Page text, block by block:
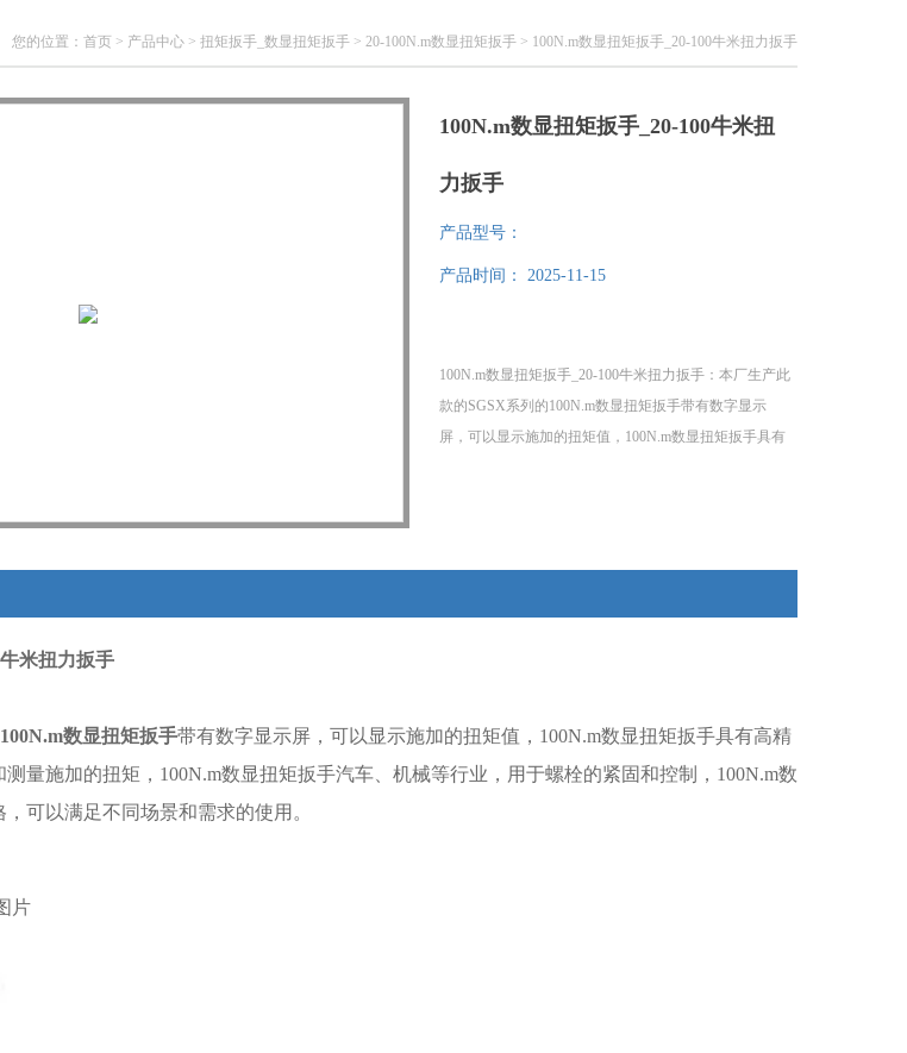
您的位置： 首页 > 产品中心 > 扭矩扳手_数显扭矩扳手 > 20-100N.m数显扭矩扳手 > 100N.m数显扭矩扳手_20-100牛米扭力扳手
100N.m数显扭矩扳手_20-100牛米扭
力扳手
产品型号：
产品时间： 2025-11-15
100N.m数显扭矩扳手_20-100牛米扭力扳手：本厂生产此
款的SGSX系列的100N.m数显扭矩扳手带有数字显示
屏，可以显示施加的扭矩值，100N.m数显扭矩扳手具有
米扭力扳手
100N.m数显扭矩扳手带有数字显示屏，可以显示施加的扭矩值，100N.m数显扭矩扳手具有高精
量施加的扭矩，100N.m数显扭矩扳手汽车、机械等行业，用于螺栓的紧固和控制， 100N.m数
可以满足不同场景和需求的使用。
片